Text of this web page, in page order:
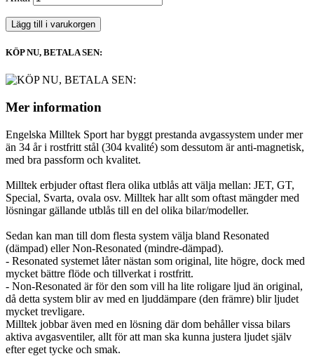
Lägg till i varukorgen
KÖP NU, BETALA SEN:
Mer information
Engelska Milltek Sport har byggt prestanda avgassystem under mer
än 34 år i rostfritt stål (304 kvalité) som dessutom är anti-magnetisk,
med bra passform och kvalitet.
Milltek erbjuder oftast flera olika utblås att välja mellan: JET, GT,
Special, Svarta, ovala osv. Milltek har allt som oftast mängder med
lösningar gällande utblås till en del olika bilar/modeller.
Sedan kan man till dom flesta system välja bland Resonated
(dämpad) eller Non-Resonated (mindre-dämpad).
- Resonated systemet låter nästan som original, lite högre, dock med
mycket bättre flöde och tillverkat i rostfritt.
- Non-Resonated är för den som vill ha lite roligare ljud än original,
då detta system blir av med en ljuddämpare (den främre) blir ljudet
mycket trevligare.
Milltek jobbar även med en lösning där dom behåller vissa bilars
aktiva avgasventiler, allt för att man ska kunna justera ljudet själv
efter eget tycke och smak.